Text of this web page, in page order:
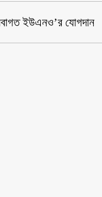
ইউএনও’র যোগদান